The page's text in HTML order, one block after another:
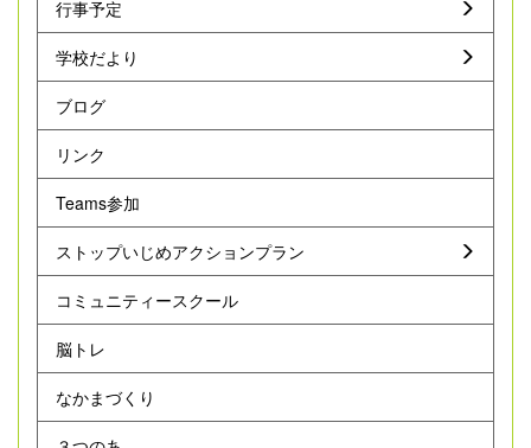
行事予定
学校だより
ブログ
リンク
Teams参加
ストップいじめアクションプラン
コミュニティースクール
脳トレ
なかまづくり